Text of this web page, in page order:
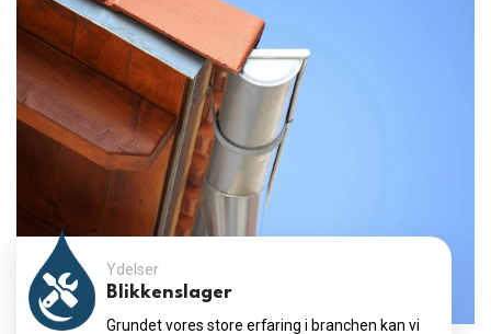
Ydelser
Blikkenslager
Grundet vores store erfaring i branchen kan vi